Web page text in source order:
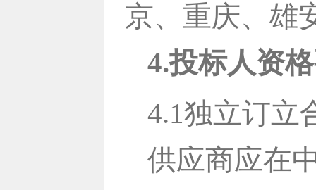
京、重庆、雄
4.投标人资
4.1独立订立
供应商应在